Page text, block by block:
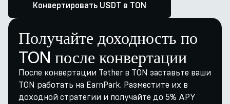
Конвертировать USDT в TON
Получайте доходность по
TON после конвертации
После конвертации Tether в TON заставьте ваши
TON работать на EarnPark. Разместите их в
доходной стратегии и получайте до 5% APY